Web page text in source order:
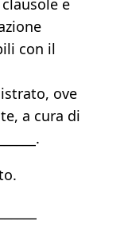
con il
ove
a cura di